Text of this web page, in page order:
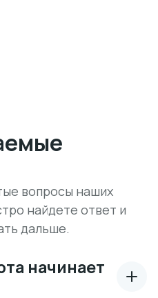
вопросы наших
найдете ответ и
дальше.
начинает